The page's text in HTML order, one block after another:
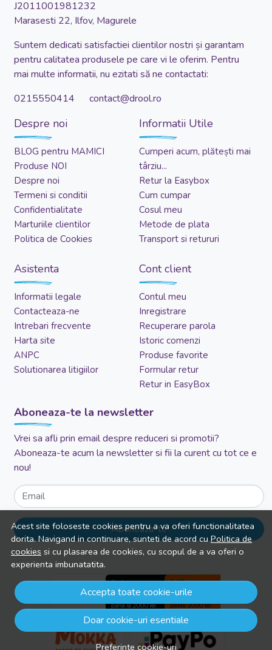
Acest site foloseste cookies pentru a va oferi functionalitatea
dorita. Navigand in continuare, sunteti de acord cuPolitica de
cookies si cu plasarea de cookies, cu scopul de a va oferi o
experienta imbunatatita.
Accepta toate cookie-urile
Doar cookie-uri esentiale
Preferinte cookie-uri
J2011001981232
Marasesti 22, Ilfov, Magurele
Suntem dedicati satisfactiei clientilor nostri și garantam
pentru calitatea produsele pe care vi le oferim. Pentru
mai multe informatii, nu ezitati să ne contactati:
0215550414 contact@drool.ro
Despre noi
BLOG pentru MAMICI
Produse NOI
Despre noi
Termeni si conditii
Confidentialitate
Marturiile clientilor
Politica de Cookies
Informatii Utile
Cumperi acum, plătești mai
târziu...
Retur la Easybox
Cum cumpar
Cosul meu
Metode de plata
Transport si retururi
Asistenta
Informatii legale
Contacteaza-ne
Intrebari frecvente
Harta site
ANPC
Solutionarea litigiilor
Cont client
Contul meu
Inregistrare
Recuperare parola
Istoric comenzi
Produse favorite
Formular retur
Retur in EasyBox
Aboneaza-te la newsletter
Vrei sa afli prin email despre reduceri si promotii?
Aboneaza-te acum la newsletter si fii la curent cu tot ce e
nou!
Email
Aboneaza-te